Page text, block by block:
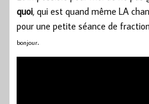
quoi, qui est quand même LA
pour une petite séance de
bonjour.